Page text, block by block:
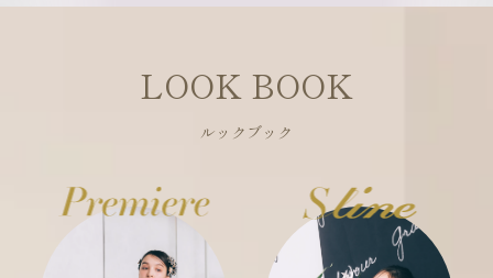
LOOK BOOK
ルックブック